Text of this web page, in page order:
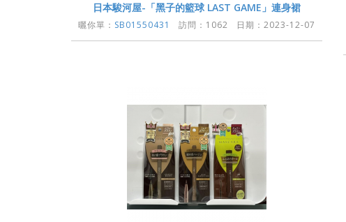
日本駿河屋-「黑子的籃球 LAST GAME」連身裙
曬你單： SB01550431 訪問：1062 日期：2023-12-07